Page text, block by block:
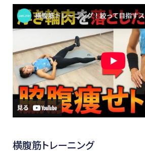
横腹筋トレーニング